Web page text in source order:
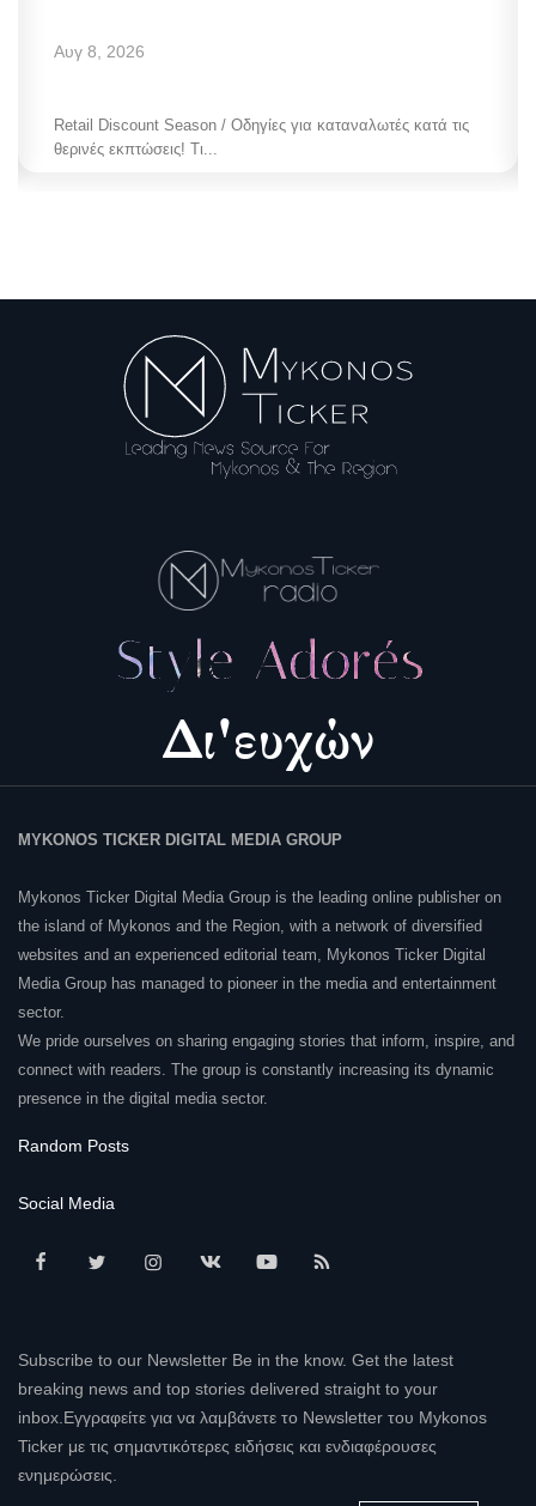
Αυγ 8, 2026
Retail Discount Season / Οδηγίες για καταναλωτές κατά τις
θερινές εκπτώσεις! Τι...
MYKONOS TICKER DIGITAL MEDIA GROUP
Mykonos Ticker Digital Media Group is the leading online publisher on
the island of Mykonos and the Region, with a network of diversified
websites and an experienced editorial team, Mykonos Ticker Digital
Media Group has managed to pioneer in the media and entertainment
sector.
We pride ourselves on sharing engaging stories that inform, inspire, and
connect with readers. The group is constantly increasing its dynamic
presence in the digital media sector.
Random Posts
Social Media
Subscribe to our Newsletter Be in the know. Get the latest
breaking news and top stories delivered straight to your
inbox.Εγγραφείτε για να λαμβάνετε το Newsletter του Mykonos
Ticker με τις σημαντικότερες ειδήσεις και ενδιαφέρουσες
ενημερώσεις.